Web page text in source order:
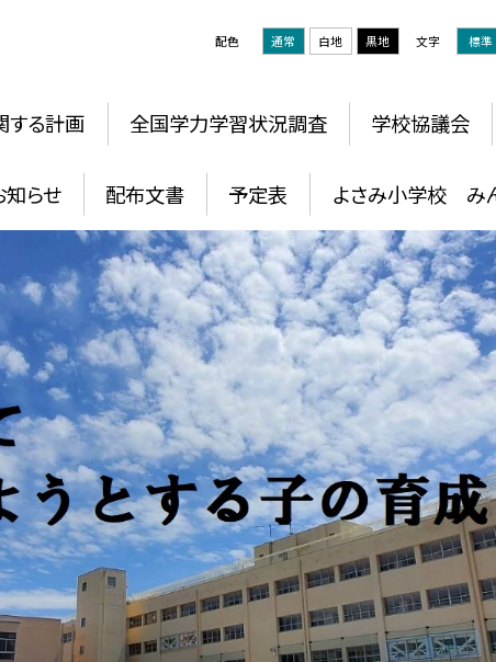
配色 通常 白地 黒地 文字 標準
する計画 全国学力学習状況調査 学校協議会
知らせ 配布文書 予定表 よさみ小学校 み